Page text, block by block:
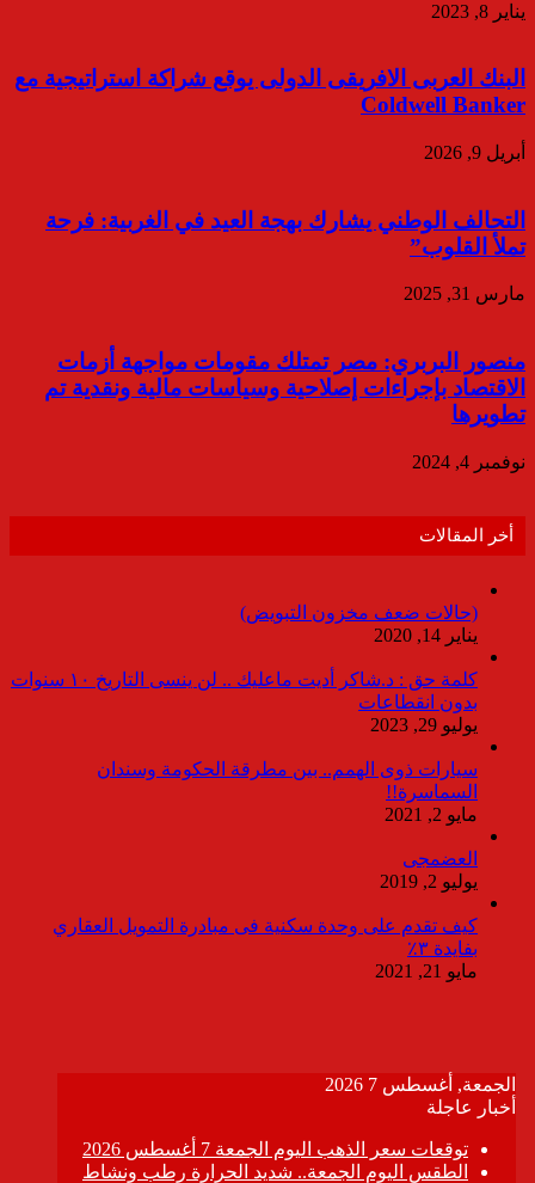
يناير 8, 2023
البنك العربى الافريقى الدولى يوقع شراكة استراتيجية مع
Coldwell Banker
أبريل 9, 2026
التحالف الوطني يشارك بهجة العيد في الغربية: فرحة
تملأ القلوب”
مارس 31, 2025
منصور البربري: مصر تمتلك مقومات مواجهة أزمات
الاقتصاد بإجراءات إصلاحية وسياسات مالية ونقدية تم
تطويرها
نوفمبر 4, 2024
أخر المقالات
(حالات ضعف مخزون التبويض)
يناير 14, 2020
كلمة حق : د.شاكر أديت ماعليك .. لن ينسى التاريخ ١٠ سنوات
بدون انقطاعات
يوليو 29, 2023
سيارات ذوى الهمم.. بين مطرقة الحكومة وسندان
السماسرة!!
مايو 2, 2021
العضمجى
يوليو 2, 2019
كيف تقدم على وحدة سكنية فى مبادرة التمويل العقاري
بفايدة ٣٪
مايو 21, 2021